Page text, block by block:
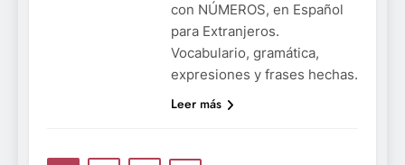
con NÚMEROS, en Español
para Extranjeros.
Vocabulario, gramática,
expresiones y frases hechas.
Leer más